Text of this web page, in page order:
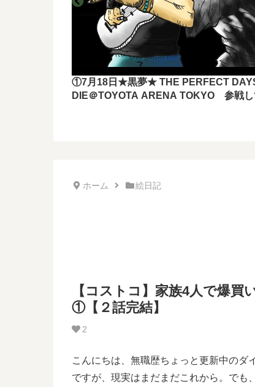
①7月18日★黒夢★ THE PERFECT
DIE＠TOYOTA ARENA TOKYO 参戦し
ホーム 絵日記
【コストコ】家族4人で爆買
①【２話完結】
2
こんにちは、無職歴ちょっと更新中のダ
ですが、現実はまだまだこれから。でも